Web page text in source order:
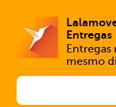
Entregas
mesmo